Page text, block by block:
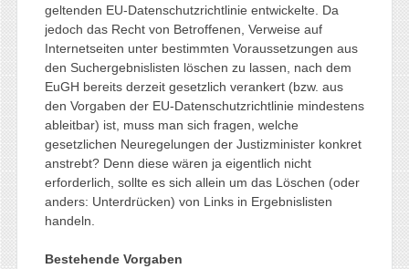
geltenden EU-Datenschutzrichtlinie entwickelte. Da
jedoch das Recht von Betroffenen, Verweise auf
Internetseiten unter bestimmten Voraussetzungen aus
den Suchergebnislisten löschen zu lassen, nach dem
EuGH bereits derzeit gesetzlich verankert (bzw. aus
den Vorgaben der EU-Datenschutzrichtlinie mindestens
ableitbar) ist, muss man sich fragen, welche
gesetzlichen Neuregelungen der Justizminister konkret
anstrebt? Denn diese wären ja eigentlich nicht
erforderlich, sollte es sich allein um das Löschen (oder
anders: Unterdrücken) von Links in Ergebnislisten
handeln.
Bestehende Vorgaben